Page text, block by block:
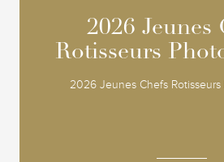
2026 Jeunes
Rotisseurs
2026 Jeunes Chefs
2026 Jeunes
Rotisseurs